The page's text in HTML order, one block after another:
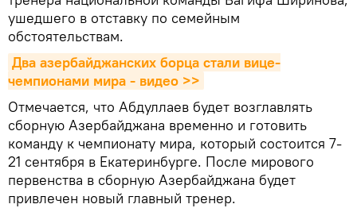
ушедшего в отставку по семейным
обстоятельствам.
Два азербайджанских борца стали вице-
чемпионами мира - видео >>
Отмечается, что Абдуллаев будет возглавлять
сборную Азербайджана временно и готовить
команду к чемпионату мира, который состоится 7-
21 сентября в Екатеринбурге. После мирового
первенства в сборную Азербайджана будет
привлечен новый главный тренер.